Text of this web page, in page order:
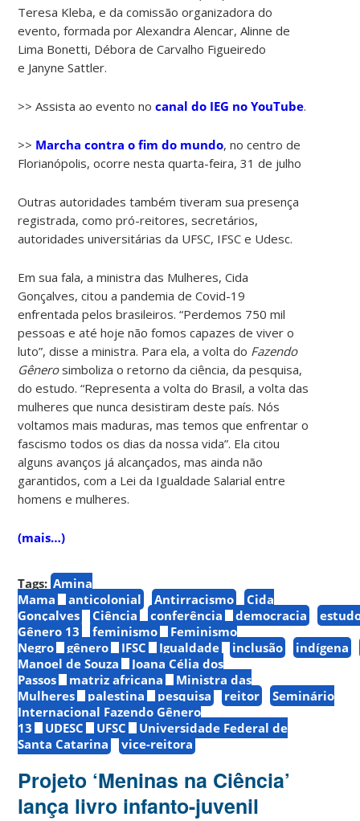
Teresa Kleba, e da comissão organizadora do
evento, formada por Alexandra Alencar, Alinne de
Lima Bonetti, Débora de Carvalho Figueiredo
e Janyne Sattler.
>> Assista ao evento nocanal do IEG no YouTube.
>> Marcha contra o fim do mundo, no centro de
Florianópolis, ocorre nesta quarta-feira, 31 de julho
Outras autoridades também tiveram sua presença
registrada, como pró-reitores, secretários,
autoridades universitárias da UFSC, IFSC e Udesc.
Em sua fala, a ministra das Mulheres, Cida
Gonçalves, citou a pandemia de Covid-19
enfrentada pelos brasileiros. “Perdemos 750 mil
pessoas e até hoje não fomos capazes de viver o
luto”, disse a ministra. Para ela, a volta do Fazendo
Gênerosimboliza o retorno da ciência, da pesquisa,
do estudo. “Representa a volta do Brasil, a volta das
mulheres que nunca desistiram deste país. Nós
voltamos mais maduras, mas temos que enfrentar o
fascismo todos os dias da nossa vida”. Ela citou
alguns avanços já alcançados, mas ainda não
garantidos, com a Lei da Igualdade Salarial entre
homens e mulheres.
(mais…)
Tags: Amina
Mama
anticolonial Antirracismo
Cida
Gonçalves
Ciência conferência democracia
Gênero 13
feminismo
Feminismo
Negro
gênero IFSC Igualdade inclusão
indígena
Manoel de Souza
Joana Célia dos
Passos
matriz africana
Ministra das
Mulheres
palestina pesquisa reitor
Seminário
Internacional Fazendo Gênero
13
UDESC UFSC
Universidade Federal de
Santa Catarina
vice-reitora
Projeto ‘Meninas na Ciência’
lança livro infanto-juvenil